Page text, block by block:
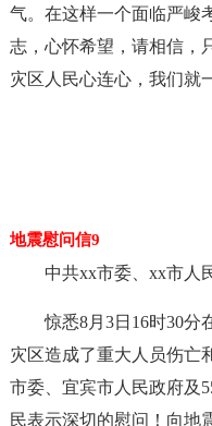
气。在这样一个面临严峻
志，心怀希望，请相信，
灾区人民心连心，我们就
地震慰问信9
中共xx市委、xx市人
惊悉8月3日16时30分
灾区造成了重大人员伤亡
市委、宜宾市人民政府及
民表示深切的慰问！向地